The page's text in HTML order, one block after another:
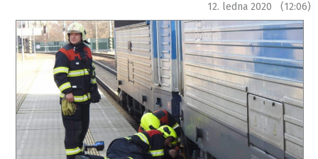
12. ledna 2020 (12:06)